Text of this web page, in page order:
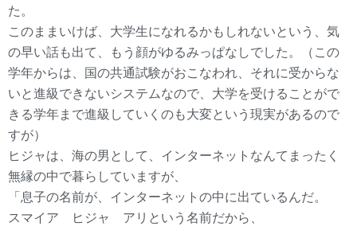
た。
このままいけば、大学生になれるかもしれないという、気
の早い話も出て、もう顔がゆるみっぱなしでした。（この
学年からは、国の共通試験がおこなわれ、それに受からな
いと進級できないシステムなので、大学を受けることがで
きる学年まで進級していくのも大変という現実があるので
すが）
ヒジャは、海の男として、インターネットなんてまったく
無縁の中で暮らしていますが、
「息子の名前が、インターネットの中に出ているんだ。
スマイア ヒジャ アリという名前だから、